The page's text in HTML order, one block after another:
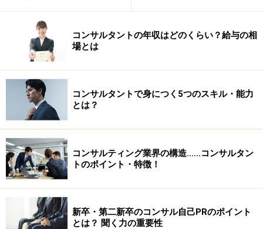
コンサルタントの年収はどのくらい？給与の相
場とは
コンサルタントで身につく5つのスキル・能力
とは？
コンサルティング業界の構造……コンサルタン
トのポイント・特徴！
新卒・第二新卒のコンサル自己PRのポイント
とは？ 聞く力の重要性